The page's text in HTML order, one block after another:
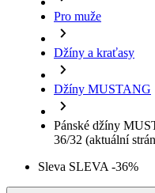
Pánské džíny
36/32 (aktuální
Sleva SLEVA -36%